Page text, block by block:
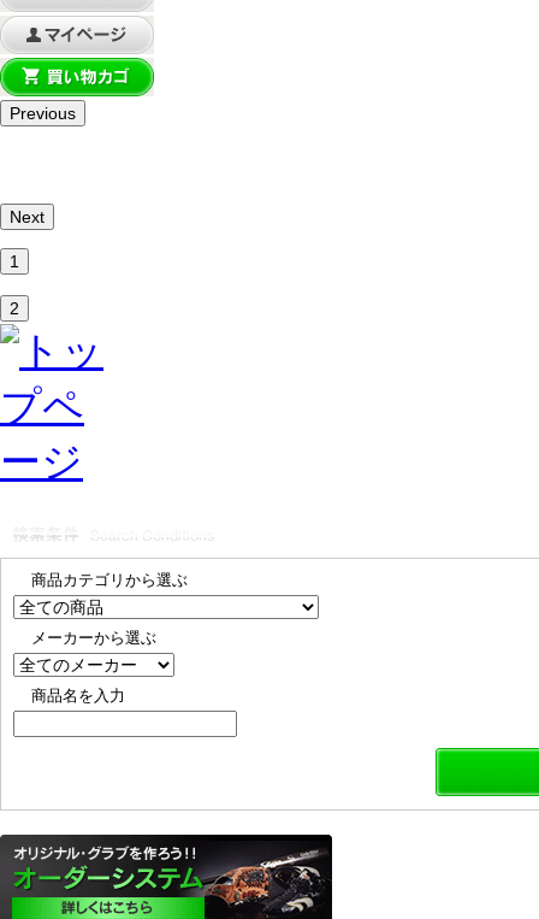
Previous
Next
1
2
商品カテゴリから選ぶ
メーカーから選ぶ
商品名を入力